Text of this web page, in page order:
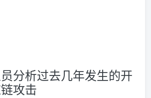
分析过去几年发生的开
攻击